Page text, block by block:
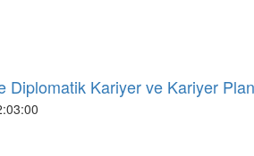
Diplomatik Kariyer ve Kariyer